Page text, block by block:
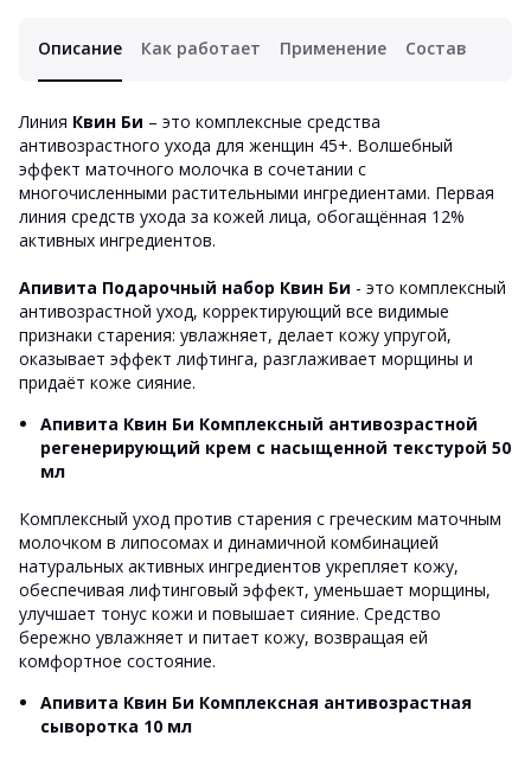
Описание Как работает Применение Состав
Линия Квин Би – это комплексные средства
антивозрастного ухода для женщин 45+. Волшебный
эффект маточного молочка в сочетании с
многочисленными растительными ингредиентами. Первая
линия средств ухода за кожей лица, обогащённая 12%
активных ингредиентов.
Апивита Подарочный набор Квин Би - это комплексный
антивозрастной уход, корректирующий все видимые
признаки старения: увлажняет, делает кожу упругой,
оказывает эффект лифтинга, разглаживает морщины и
придаёт коже сияние.
Апивита Квин Би Комплексный антивозрастной
регенерирующий крем с насыщенной текстурой 50
мл
Комплексный уход против старения с греческим маточным
молочком в липосомах и динамичной комбинацией
натуральных активных ингредиентов укрепляет кожу,
обеспечивая лифтинговый эффект, уменьшает морщины,
улучшает тонус кожи и повышает сияние. Средство
бережно увлажняет и питает кожу, возвращая ей
комфортное состояние.
Апивита Квин Би Комплексная антивозрастная
сыворотка 10 мл